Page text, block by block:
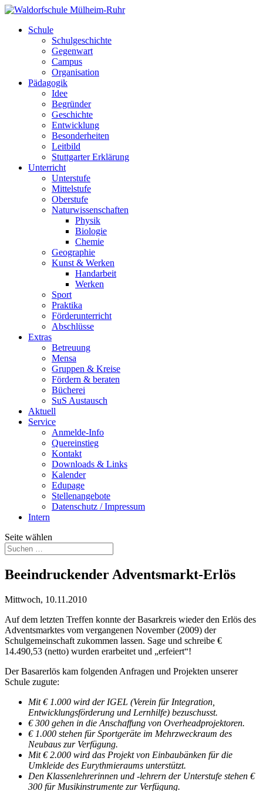
Schule
Schulgeschichte
Gegenwart
Campus
Organisation
Pädagogik
Idee
Begründer
Geschichte
Entwicklung
Besonderheiten
Leitbild
Stuttgarter Erklärung
Unterricht
Unterstufe
Mittelstufe
Oberstufe
Naturwissenschaften
Physik
Biologie
Chemie
Geographie
Kunst & Werken
Handarbeit
Werken
Sport
Praktika
Förderunterricht
Abschlüsse
Extras
Betreuung
Mensa
Gruppen & Kreise
Fördern & beraten
Bücherei
SuS Austausch
Aktuell
Service
Anmelde-Info
Quereinstieg
Kontakt
Downloads & Links
Kalender
Edupage
Stellenangebote
Datenschutz / Impressum
Intern
Seite wählen
Beeindruckender Adventsmarkt-Erlös
Mittwoch, 10.11.2010
Auf dem letzten Treffen konnte der Basarkreis wieder den Erlös des
Adventsmarktes vom vergangenen November (2009) der
Schulgemeinschaft zukommen lassen. Sage und schreibe €
14.490,53 (netto) wurden erarbeitet und „erfeiert“!
Der Basarerlös kam folgenden Anfragen und Projekten unserer
Schule zugute:
Mit € 1.000 wird der IGEL (Verein für Integration,
Entwicklungsförderung und Lernhilfe) bezuschusst.
€ 300 gehen in die Anschaffung von Overheadprojektoren.
€ 1.000 stehen für Sportgeräte im Mehrzweckraum des
Neubaus zur Verfügung.
Mit € 2.000 wird das Projekt von Einbaubänken für die
Umkleide des Eurythmieraums unterstützt.
Den Klassenlehrerinnen und -lehrern der Unterstufe stehen €
300 für Musikinstrumente zur Verfügung.